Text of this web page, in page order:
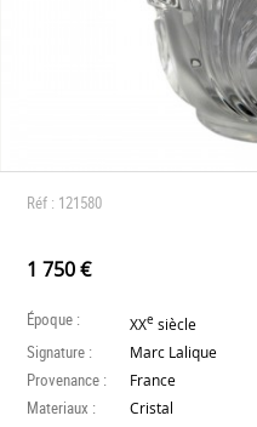
Réf : 121580
1 750 €
Époque : XXe siècle
Signature : Marc Lalique
Provenance : France
Materiaux : Cristal